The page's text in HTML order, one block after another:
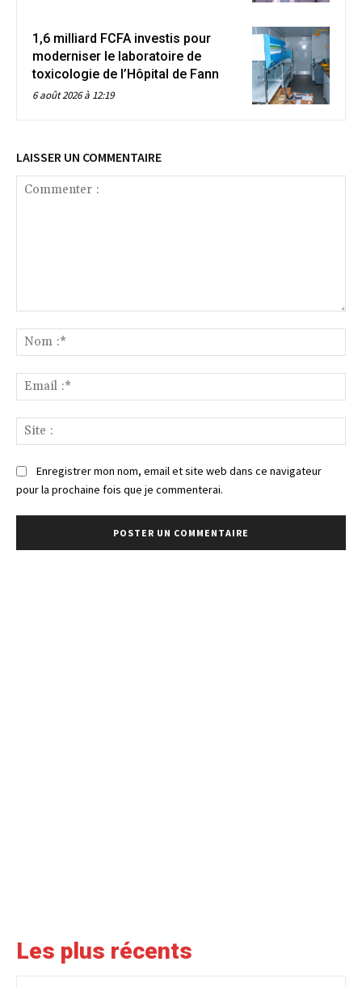
1,6 milliard FCFA investis pour
moderniser le laboratoire de
toxicologie de l’Hôpital de Fann
6 août 2026 à 12:19
LAISSER UN COMMENTAIRE
:*
:*
:
Enregistrer mon nom, email et site web dans ce navigateur
pour la prochaine fois que je commenterai.
Les plus récents